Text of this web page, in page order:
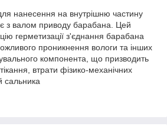
нанесення на внутрішню частину
з валом приводу барабана. Цей
герметизації з'єднання барабана
проникнення вологи та інших
компонента, що призводить
втрати фізико-механічних
сальника